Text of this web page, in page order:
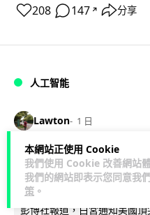
本網站正使用 Cookie
我們使用 Cookie 改善網站
我們的網站即表示您同意我
策 。
208 147 ↗ 分享
人工智能
Lawton 1 日
白宮拒測中國開
全框架選擇性執行
彭博社報道，白宮通知美國